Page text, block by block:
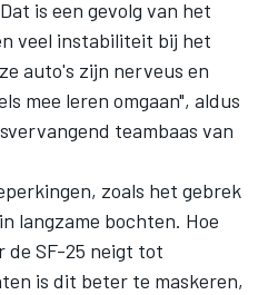
is een gevolg van het
veel instabiliteit bij het
auto's zijn nerveus en
mee leren omgaan", aldus
teambaas van
zoals het gebrek
langzame bochten. Hoe
de SF-25 neigt tot
is dit beter te maskeren,